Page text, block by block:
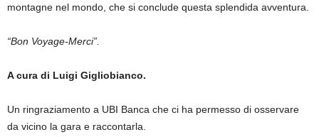
montagne nel mondo, che si conclude questa splendida avventura.
“Bon Voyage-Merci”.
A cura di Luigi Gigliobianco.
Un ringraziamento a UBI Banca che ci ha permesso di osservare
da vicino la gara e raccontarla.